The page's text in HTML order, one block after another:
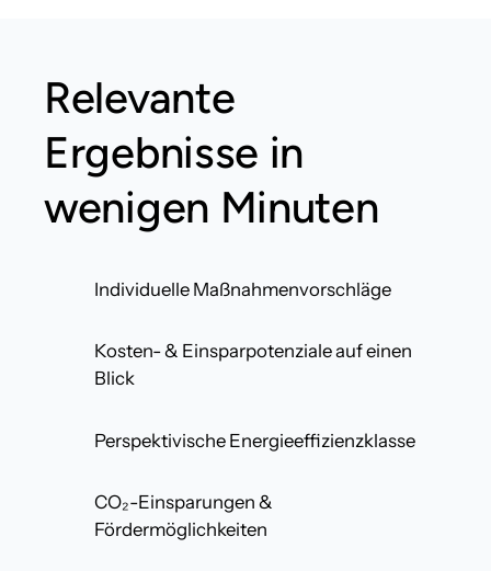
Relevante
Ergebnisse in
wenigen Minuten
Individuelle Maßnahmenvorschläge
Kosten- & Einsparpotenziale auf einen
Blick
Perspektivische Energieeffizienzklasse
CO₂-Einsparungen &
Fördermöglichkeiten